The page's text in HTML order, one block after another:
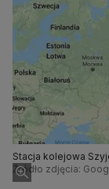
Stacja kolejowa
archangielskim. W
niezamieszkany
Źródło zdjęcia: